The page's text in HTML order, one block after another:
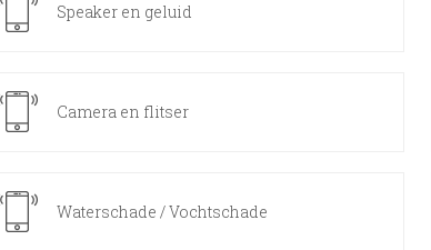
Speaker en geluid
Camera en flitser
Waterschade / Vochtschade